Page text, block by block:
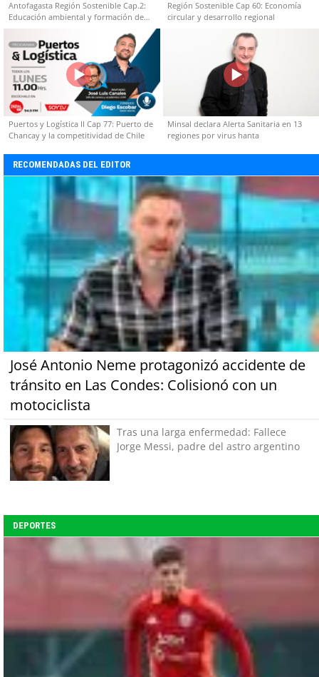
Antofagasta Región Sostenible Cap.2:
Educación ambiental y formación de
capacidades técnicas
Región Sostenible Cap 60: Economía
circular y desarrollo regional
Puertos y Logística II Cap 77: Puerto de
Chancay y la competitividad de Chile
Minsal declara Alerta Sanitaria en 13
regiones por virus hanta
RECOMENDADAS DEL EDITOR
José Antonio Neme protagonizó accidente de
tránsito en Las Condes: Colisionó con un
motociclista
Tras una larga enfermedad: Fallece
Jorge Messi, padre del astro argentino
DEPORTES